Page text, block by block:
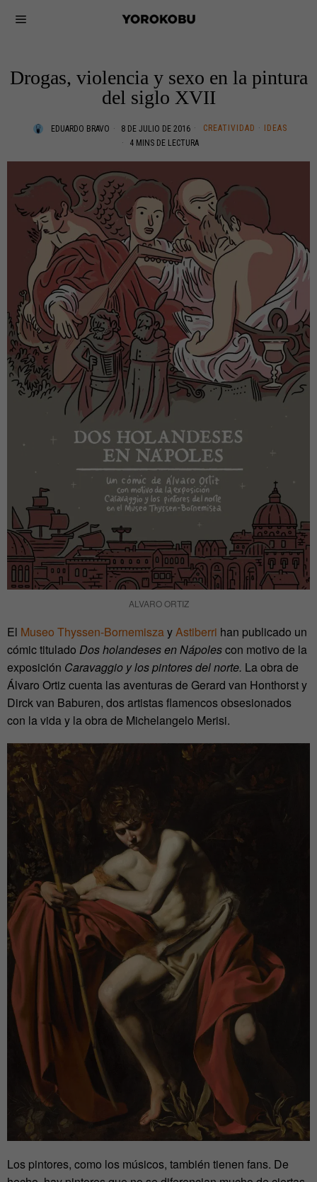
Drogas, violencia y sexo en la pintura
del siglo XVII
EDUARDO BRAVO 8 DE JULIO DE 2016 CREATIVIDAD ·
IDEAS
4 MINS DE LECTURA
ALVARO ORTIZ
El Museo Thyssen-Bornemisza y Astiberri han publicado un
cómic titulado Dos holandeses en Nápolescon motivo de la
exposición Caravaggio y los pintores del norte. La obra de
Álvaro Ortiz cuenta las aventuras de Gerard van Honthorst y
Dirck van Baburen, dos artistas flamencos obsesionados
con la vida y la obra de Michelangelo Merisi.
Los pintores, como los músicos, también tienen fans. De